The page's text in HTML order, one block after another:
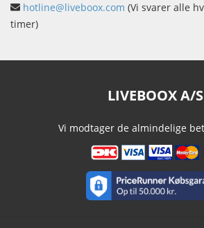
hotline@liveboox.com (Vi svarer alle
timer)
LIVEBOOX A/S
Vi modtager de almindelige